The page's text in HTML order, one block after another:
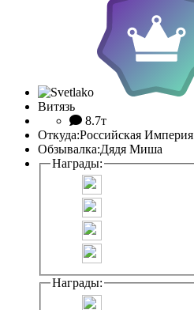
Витязь
8.7т
Откуда:Российская Империя
Обзывалка:Дядя Миша
Награды:
Награды: